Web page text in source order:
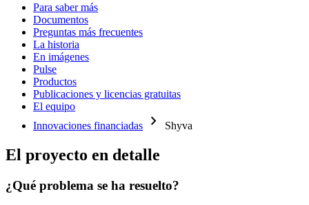
Para saber más
Documentos
Preguntas más frecuentes
La historia
En imágenes
Pulse
Productos
Publicaciones y licencias gratuitas
El equipo
Innovaciones financiadas
chevron_right Shyva
El proyecto en detalle
¿Qué problema se ha resuelto?